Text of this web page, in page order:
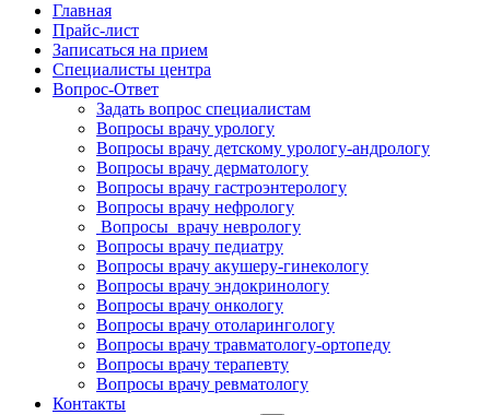
Главная
Прайс-лист
Записаться на прием
Специалисты центра
Вопрос-Ответ
Задать вопрос специалистам
Вопросы врачу урологу
Вопросы врачу детскому урологу-андрологу
Вопросы врачу дерматологу
Вопросы врачу гастроэнтерологу
Вопросы врачу нефрологу
Вопросы врачу неврологу
Вопросы врачу педиатру
Вопросы врачу акушеру-гинекологу
Вопросы врачу эндокринологу
Вопросы врачу онкологу
Вопросы врачу отоларингологу
Вопросы врачу травматологу-ортопеду
Вопросы врачу терапевту
Вопросы врачу ревматологу
Контакты